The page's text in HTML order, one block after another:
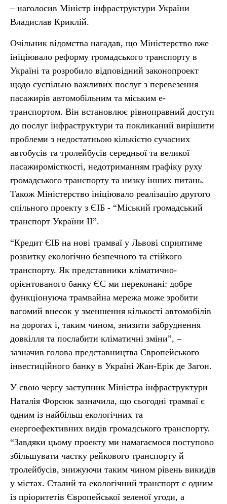
– наголосив Міністр інфраструктури України
Владислав Криклій.
Очільник відомства нагадав, що Міністерство вже
ініціювало реформу громадського транспорту в
Україні та розробило відповідний законопроект
щодо суспільно важливих послуг з перевезення
пасажирів автомобільним та міським е-
транспортом. Він встановлює рівноправний доступ
до послуг інфраструктури та покликаний вирішити
проблеми з недостатньою кількістю сучасних
автобусів та тролейбусів середньої та великої
пасажиромісткості, недотриманням графіку руху
громадського транспорту та низку інших питань.
Також Міністерство ініціювало реалізацію другого
спільного проекту з ЄІБ - “Міський громадський
транспорт України ІІ”.
“Кредит ЄІБ на нові трамваї у Львові сприятиме
розвитку екологічно безпечного та стійкого
транспорту. Як представники кліматично-
орієнтованого банку ЄС ми переконані: добре
функціонуюча трамвайна мережа може зробити
вагомий внесок у зменшення кількості автомобілів
на дорогах і, таким чином, знизити забруднення
довкілля та послабити кліматичні зміни”, –
зазначив голова представництва Європейського
інвестиційного банку в Україні Жан-Ерік де Загон.
У свою чергу заступник Міністра інфраструктури
Наталія Форсюк зазначила, що сьогодні трамваї є
одним із найбільш екологічних та
енергоефективних видів громадського транспорту.
“Завдяки цьому проекту ми намагаємося поступово
збільшувати частку рейкового транспорту й
тролейбусів, знижуючи таким чином рівень викидів
у містах. Сталий та екологічний транспорт є одним
із пріоритетів Європейської зеленої угоди, а